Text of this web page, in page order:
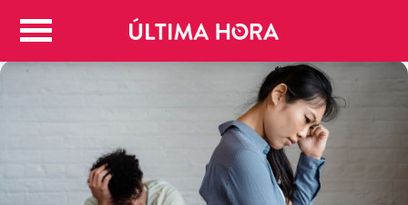
Regiones
Entretenimiento